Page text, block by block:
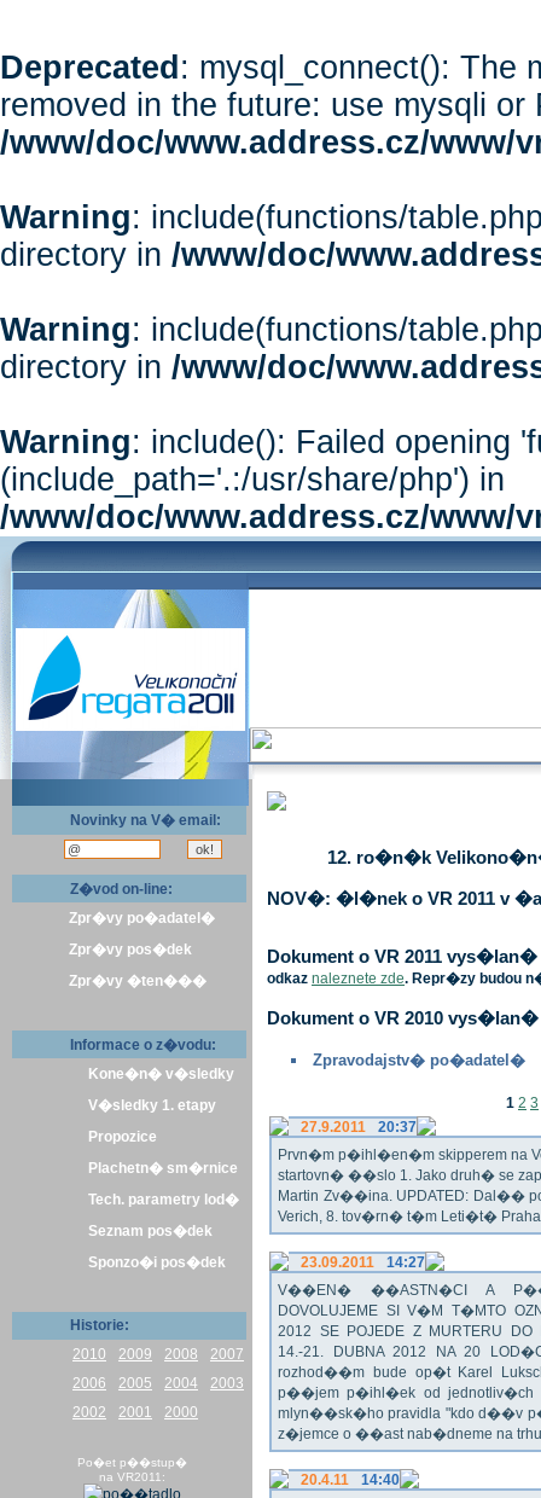
Deprecated : mysql_connect(): The
removed in the future: use mysqli or
/www/doc/www.address.cz/www/
Warning: include(functions/
directory in /www/doc/
Warning: include(functions/
directory in /www/doc/
Warning: include(): Failed opening
(include_path='.:/usr/share/php') in
/www/doc/www.address.cz/www/
Novinky na V� email:
Z�vod on-line:
Zpr�vy po�adatel�
Zpr�vy pos�dek
Zpr�vy �ten���
Informace o z�vodu:
Kone�n� v�sledky
V�sledky 1. etapy
Propozice
Plachetn� sm�rnice
Tech. parametry lod�
Seznam pos�dek
Sponzo�i pos�dek
Historie:
2010
2009 2008
2007
2006
2005 2004
2003
2002
2001 2000
Po�et p��stup�
na VR2011:
12. ro�n�k
NOV�: �l�nek o VR 2011 v
Dokument o VR 2011
odkaz naleznete zde. Repr�zy budou
Dokument o VR 2010
Zpravodajstv� po�adatel�
1 2 3
27.9.2011
20:37
Prvn�m p�ihl�en�m skipperem na
startovn� ��slo 1. Jako druh� se
Martin Zv��ina. UPDATED: Dal��
Verich, 8. tov�rn� t�m Leti�t� Praha
23.09.2011
14:27
V��EN� ��ASTN�CI A
DOVOLUJEME SI V�M T�MTO
2012 SE POJEDE Z MURTERU
14.-21. DUBNA 2012 NA 20
rozhod��m bude op�t Karel
p��jem p�ihl�ek od jednotliv�ch
mlyn��sk�ho pravidla "kdo d��v
z�jemce o ��ast nab�dneme na
20.4.11
14:40